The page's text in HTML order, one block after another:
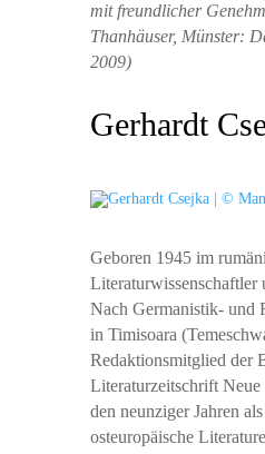
mit freundlicher
Thanhäuser, Münster:
2009)
Gerhardt
Geboren 1945 im
Literaturwissenschaftler
Nach Germanistik- und
in Timisoara
Redaktionsmitglied der
Literaturzeitschrift
den neunziger Jahren
osteuropäische